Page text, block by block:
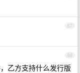
67
68
乙方支持什么发行版